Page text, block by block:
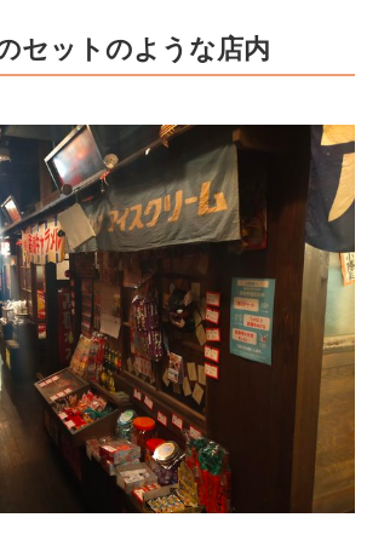
セットのような店内